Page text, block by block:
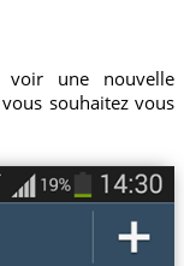
une nouvelle
souhaitez vous